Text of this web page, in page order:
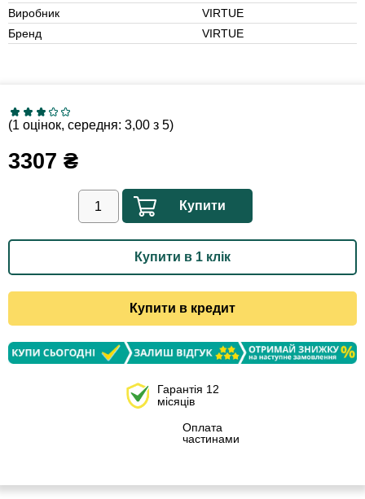
Виробник
VIRTUE
Бренд
VIRTUE
(1 оцінок, середня: 3,00 з 5)
3307 ₴
Купити
Купити в 1 клік
Купити в кредит
Гарантія 12
місяців
Оплата
частинами